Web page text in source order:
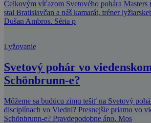
Celkovým víťazom Svetového pohára Masters
stal Bratislavčan a náš kamarát, tréner
Dušan Ambros. Séria p
Lyžovanie
Svetový pohár vo
Schönbrunn-e?
Môžeme sa budúcu zimu tešiť na Svetový
disciplínach vo Viedni? Presnejšie priamo vo
Schönbrunn-e? Pravdepodobne áno. Mos